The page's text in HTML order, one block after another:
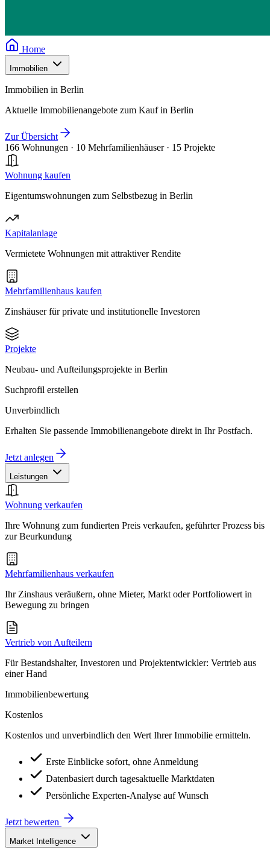
Home
Immobilien
Immobilien in Berlin
Aktuelle Immobilienangebote zum Kauf in Berlin
Zur Übersicht
166 Wohnungen · 10 Mehrfamilienhäuser · 15 Projekte
Wohnung kaufen
Eigentumswohnungen zum Selbstbezug in Berlin
Kapitalanlage
Vermietete Wohnungen mit attraktiver Rendite
Mehrfamilienhaus kaufen
Zinshäuser für private und institutionelle Investoren
Projekte
Neubau- und Aufteilungsprojekte in Berlin
Suchprofil erstellen
Unverbindlich
Erhalten Sie passende Immobilienangebote direkt in Ihr Postfach.
Jetzt anlegen
Leistungen
Wohnung verkaufen
Ihre Wohnung zum fundierten Preis verkaufen, geführter Prozess bis
zur Beurkundung
Mehrfamilienhaus verkaufen
Ihr Zinshaus veräußern, ohne Mieter, Markt oder Portfoliowert in
Bewegung zu bringen
Vertrieb von Aufteilern
Für Bestandshalter, Investoren und Projektentwickler: Vertrieb aus
einer Hand
Immobilienbewertung
Kostenlos
Kostenlos und unverbindlich den Wert Ihrer Immobilie ermitteln.
Erste Einblicke sofort, ohne Anmeldung
Datenbasiert durch tagesaktuelle Marktdaten
Persönliche Experten-Analyse auf Wunsch
Jetzt bewerten
Market Intelligence